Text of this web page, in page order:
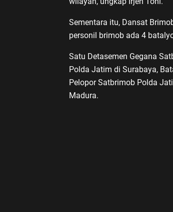
Sementara itu, Dansat
personil brimob ada 4
Satu Detasemen Gegana
Polda Jatim di Surabaya,
Pelopor Satbrimob Polda
Madura.